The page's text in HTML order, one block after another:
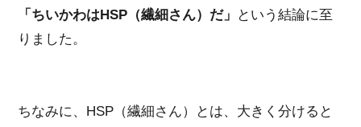
「ちいかわはHSP（繊細さん）だ」
という結論に至
りました。
ちなみに、HSP（繊細さん）とは、大きく分けると